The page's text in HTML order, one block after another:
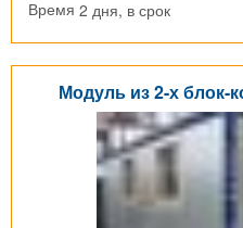
Время 2 дня, в срок
Модуль из 2-х блок-